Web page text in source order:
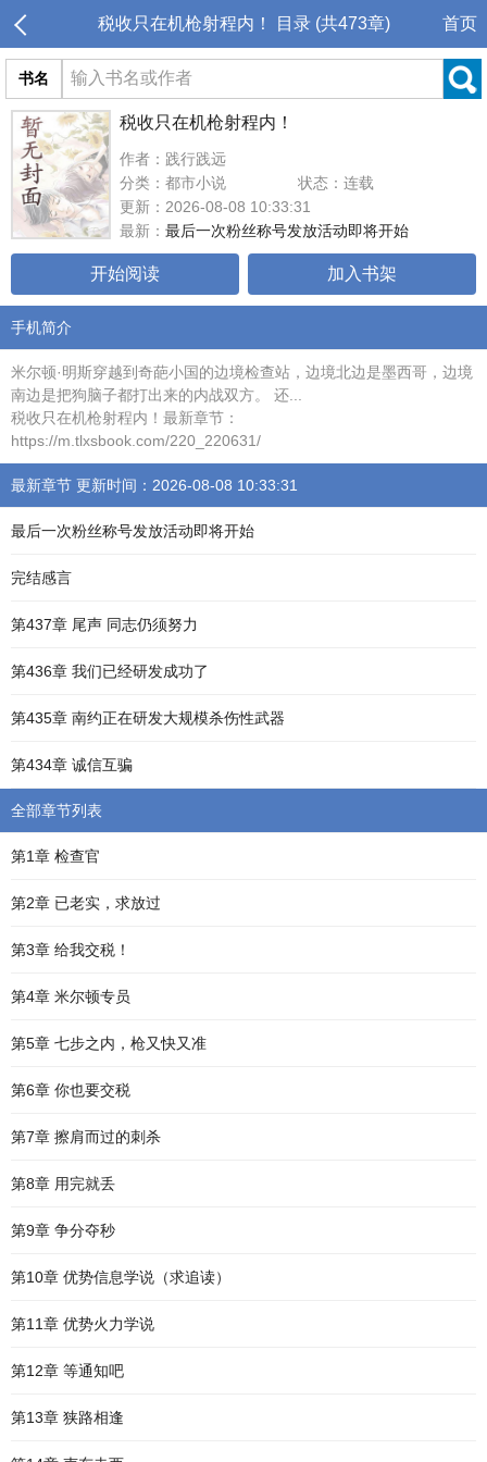
税收只在机枪射程内！ 目录 (共473章) 首页
书名
税收只在机枪射程内！
作者：践行践远
分类：都市小说
状态：连载
更新：2026-08-08 10:33:31
最新： 最后一次粉丝称号发放活动即将开始
开始阅读 加入书架
手机简介
米尔顿·明斯穿越到奇葩小国的边境检查站，边境北边是墨西哥，边境
南边是把狗脑子都打出来的内战双方。 还...
税收只在机枪射程内！最新章节：
https://m.tlxsbook.com/220_220631/
最新章节 更新时间：2026-08-08 10:33:31
最后一次粉丝称号发放活动即将开始
完结感言
第437章 尾声 同志仍须努力
第436章 我们已经研发成功了
第435章 南约正在研发大规模杀伤性武器
第434章 诚信互骗
全部章节列表
第1章 检查官
第2章 已老实，求放过
第3章 给我交税！
第4章 米尔顿专员
第5章 七步之内，枪又快又准
第6章 你也要交税
第7章 擦肩而过的刺杀
第8章 用完就丢
第9章 争分夺秒
第10章 优势信息学说（求追读）
第11章 优势火力学说
第12章 等通知吧
第13章 狭路相逢